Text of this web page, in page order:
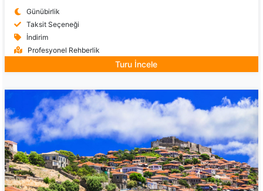
Günübirlik
Taksit Seçeneği
İndirim
Profesyonel Rehberlik
Turu İncele